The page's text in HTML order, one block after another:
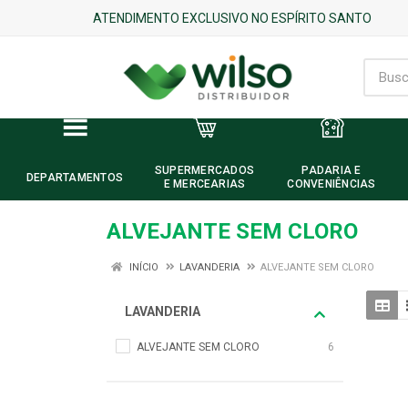
ATENDIMENTO EXCLUSIVO NO ESPÍRITO SANTO
DEPARTAMENTOS
SUPERMERCADOS
E MERCEARIAS
PADARIA E
CONVENIÊNCIAS
ALVEJANTE SEM CLORO
INÍCIO LAVANDERIA ALVEJANTE SEM CLORO
LAVANDERIA
ALVEJANTE SEM CLORO 6